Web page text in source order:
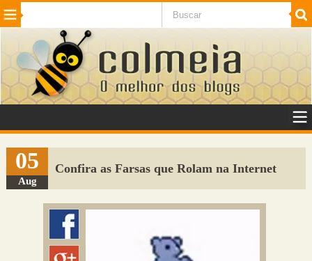
Beleza Cinema e TV
Internet Jogos NotÃ­cias SaÃºde
VeÃ­culos Adulto
Sugerir Link
Adicionar Blog
Colmeia Exchange
05
Aug
Confira as Farsas que Rolam na Internet